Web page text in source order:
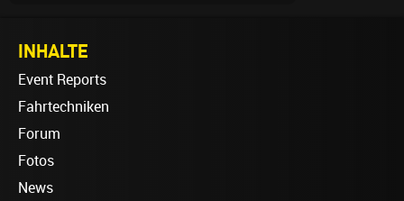
INHALTE
Event Reports
Fahrtechniken
Forum
Fotos
News